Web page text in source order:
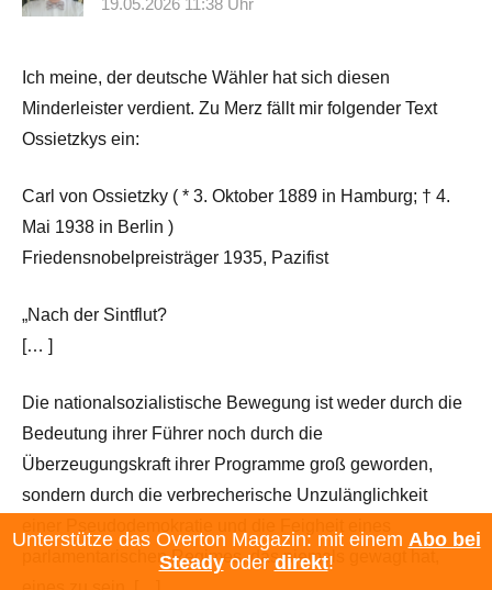
19.05.2026 11:38 Uhr
Ich meine, der deutsche Wähler hat sich diesen
Minderleister verdient. Zu Merz fällt mir folgender Text
Ossietzkys ein:
Carl von Ossietzky ( * 3. Oktober 1889 in Hamburg; † 4.
Mai 1938 in Berlin )
Friedensnobelpreisträger 1935, Pazifist
„Nach der Sintflut?
[… ]
Die nationalsozialistische Bewegung ist weder durch die
Bedeutung ihrer Führer noch durch die
Überzeugungskraft ihrer Programme groß geworden,
sondern durch die verbrecherische Unzulänglichkeit
parlamentarischen Regimes, das niemals gewagt hat,
Unterstütze das Overton Magazin: mit einem Abo bei
Steadyoder direkt!